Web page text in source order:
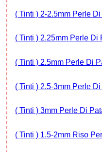
( Tinti ) 2-2.5mm Perle
( Tinti ) 2.25mm Perle Di
( Tinti ) 2.5mm Perle Di
( Tinti ) 2.5-3mm Perle
( Tinti ) 3mm Perle Di
( Tinti ) 1.5-2mm Riso